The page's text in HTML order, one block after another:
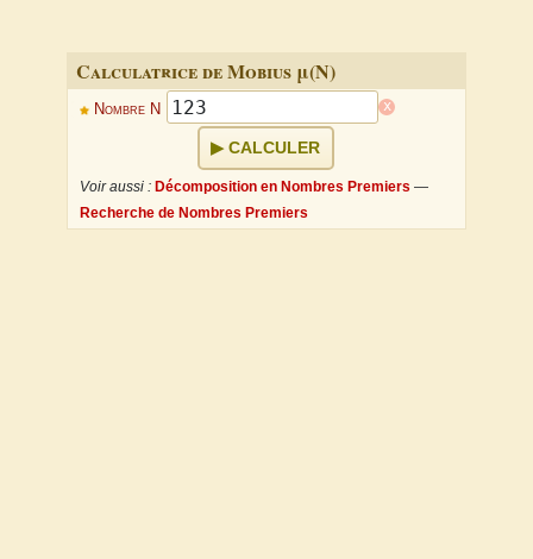
Calculatrice de Mobius μ(N)
Nombre N x
CALCULER
Voir aussi : Décomposition en Nombres Premiers —
Recherche de Nombres Premiers